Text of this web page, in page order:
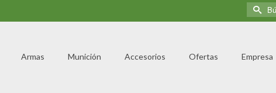
Armas Munición Accesorios Ofertas Empresa